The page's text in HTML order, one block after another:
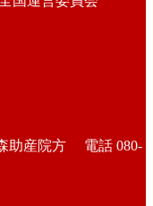
森助産院方 電話 080-